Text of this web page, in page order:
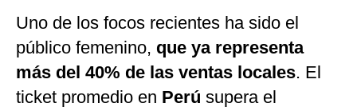
Uno de los focos recientes ha sido el
público femenino, que ya representa
más del 40% de las ventas locales. El
ticket promedio en Perú supera el